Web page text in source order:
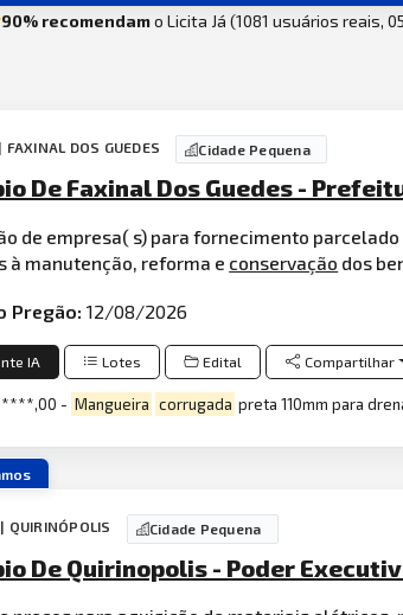
90% recomendamo Licita Já (1081 usuários reais,
FAXINAL DOS GUEDES Cidade Pequena
De Faxinal Dos Guedes -
de empresa( s) para fornecimento
à manutenção, reforma e conservação dos
Pregão:12/08/2026
IA Lotes Edital Compartilhar
****,00 - Mangueira corrugada preta 110mm para
QUIRINÓPOLIS Cidade Pequena
De Quirinopolis - Poder